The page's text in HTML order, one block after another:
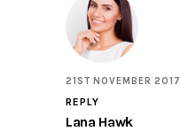
21ST NOVEMBER 2017
REPLY
Lana Hawk